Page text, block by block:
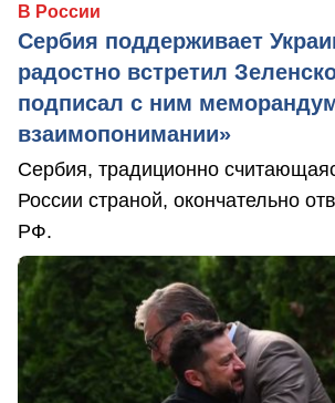
В России
Сербия поддерживает
радостно встретил
подписал с ним
взаимопонимании»
Сербия, традиционно
России страной, окончательно
РФ.